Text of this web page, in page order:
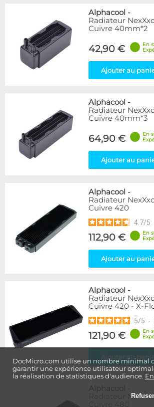
DocMicro.com utilise un nombre minimal
garantir une expérience utilisateur
la réalisation de statistiques d'audience.
Refuser
Alphacool -
Radiateur
Cuivre 40mm*2
42,90 €
En
Ajouter au
Alphacool -
Radiateur
Cuivre 40mm*3
64,90 €
En
Ajouter au
Alphacool -
Radiateur
Cuivre 420
4.7/5
112,90 €
En
Ajouter au
Alphacool -
Radiateur
Cuivre 420 - X-
5/5 -
121,90 €
En
Ajouter au
Radiateur